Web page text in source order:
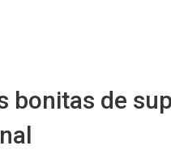
bonitas de